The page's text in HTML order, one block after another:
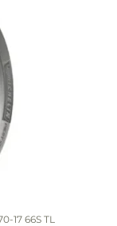
17 66S TL